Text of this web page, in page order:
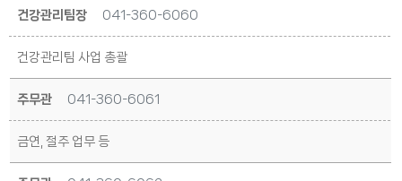
건강관리팀장 041-360-6060
건강관리팀 사업 총괄
주무관 041-360-6061
금연, 절주 업무 등